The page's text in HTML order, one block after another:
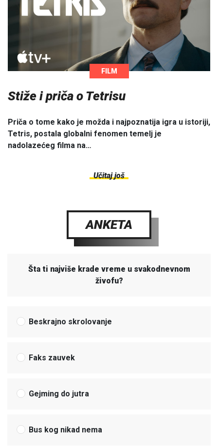
FILM
Stiže i priča o Tetrisu
Priča o tome kako je možda i najpoznatija igra u istoriji,
Tetris, postala globalni fenomen temelj je
nadolazećeg filma na…
Učitaj još
ANKETA
Šta ti najviše krade vreme u svakodnevnom
živofu?
Beskrajno skrolovanje
Faks zauvek
Gejming do jutra
Bus kog nikad nema